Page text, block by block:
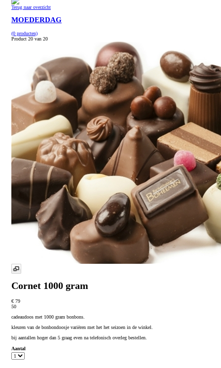
Terug naar overzicht
MOEDERDAG
(0 producten)
Product 20 van 20
Cornet 1000 gram
€ 79
50
cadeaudoos met 1000 gram bonbons.
kleuren van de bonbondoosje variëren met het het seizoen in de winkel.
bij aantallen hoger dan 5 graag even na telefonisch overleg bestellen.
Aantal